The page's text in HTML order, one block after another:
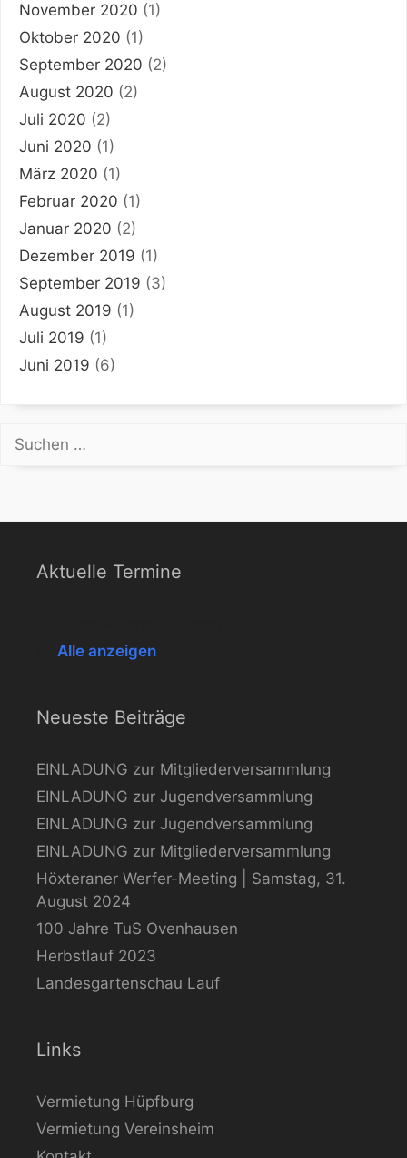
November 2020 (1)
Oktober 2020 (1)
September 2020 (2)
August 2020 (2)
Juli 2020 (2)
Juni 2020 (1)
März 2020 (1)
Februar 2020 (1)
Januar 2020 (2)
Dezember 2019 (1)
September 2019 (3)
August 2019 (1)
Juli 2019 (1)
Juni 2019 (6)
Suchen
nach:
Aktuelle Termine
Alle anzeigen
Neueste Beiträge
EINLADUNG zur Mitgliederversammlung
EINLADUNG zur Jugendversammlung
EINLADUNG zur Jugendversammlung
EINLADUNG zur Mitgliederversammlung
Höxteraner Werfer-Meeting | Samstag, 31.
August 2024
100 Jahre TuS Ovenhausen
Herbstlauf 2023
Landesgartenschau Lauf
Links
Vermietung Hüpfburg
Vermietung Vereinsheim